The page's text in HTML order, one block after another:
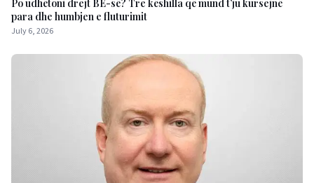
Po udhëtoni drejt BE-së? Tre këshilla që mund t’ju kursejnë
para dhe humbjen e fluturimit
July 6, 2026